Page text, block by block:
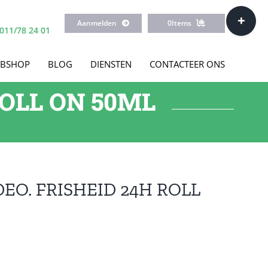
011/78 24 01
Aanmelden 0Items
BLOG DIENSTEN CONTACTEER ONS
ON 50ML
FRISHEID 24H ROLL
Toggle
Sliding